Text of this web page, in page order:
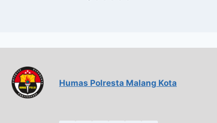
Humas Polresta Malang Kota